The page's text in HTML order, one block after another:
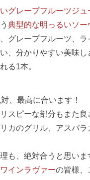
グレープフルーツジュ
典型的な明っるいソ
グレープフルーツ、
、分かりやすい美味し
る1本。
、最高に合います！
スピーな部分もまた良
カのグリル、アスパ
も、絶対合うと思いま
インラヴァーの皆様、